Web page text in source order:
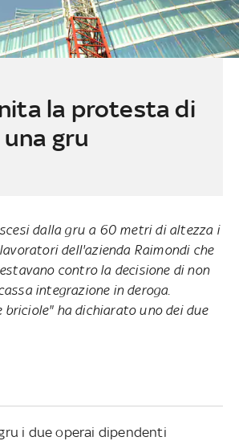
la protesta di
gru
dalla gru a 60 metri di altezza i
dell'azienda Raimondi che
contro la decisione di non
integrazione in deroga.
briciole" ha dichiarato uno dei due
i due operai dipendenti